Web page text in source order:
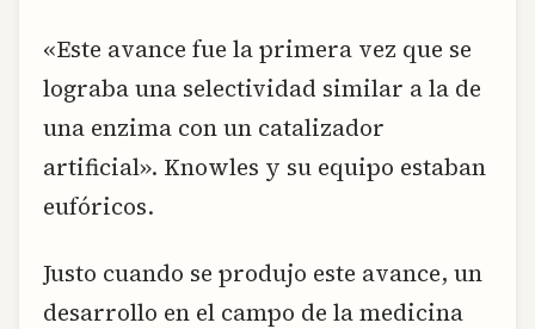
«Este avance fue la primera vez que se
lograba una selectividad similar a la de
una enzima con un catalizador
artificial». Knowles y su equipo estaban
eufóricos.
Justo cuando se produjo este avance, un
desarrollo en el campo de la medicina